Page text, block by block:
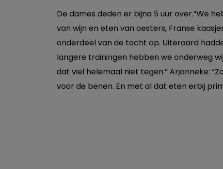
De dames deden er bijna 5 uur over.“We
van wijn en eten van oesters, Franse
onderdeel van de tocht op. Uiteraard
langere trainingen hebben we onderweg
dat viel helemaal niet tegen.” Arjanneke:
voor de benen. En met al dat eten erbij